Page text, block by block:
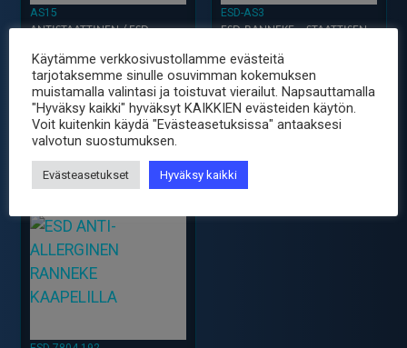
AS15
ANTISTAATTINEN / ESD-
€ 49.90 sis. ALV25.5%
-
Antistaattinen
/
ESD-
Matto,
100x70
cm
määrä
+
ESD-AS3
ESD-RANNEKE – STAATTISEN
€ 11.90 sis. ALV25.5%
-
ESD-
Ranneke
Staattisen
sähkön
poistamiseen
+
Käytämme verkkosivustollamme evästeitä
tarjotaksemme sinulle osuvimman kokemuksen
muistamalla valintasi ja toistuvat vierailut. Napsauttamalla
"Hyväksy kaikki" hyväksyt KAIKKIEN evästeiden käytön.
Voit kuitenkin käydä "Evästeasetuksissa" antaaksesi
valvotun suostumuksen.
Evästeasetukset Hyväksy kaikki